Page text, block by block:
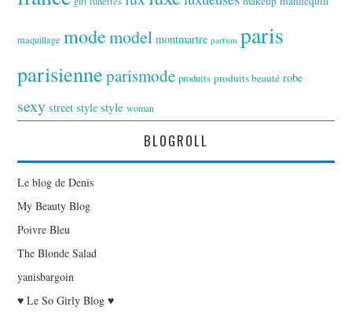
maquillage modemodel montmartre parfum paris
parisienneparismode produits produits beauté robe
sexy street style style woman
BLOGROLL
Le blog de Denis
My Beauty Blog
Poivre Bleu
The Blonde Salad
yanisbargoin
♥ Le So Girly Blog ♥